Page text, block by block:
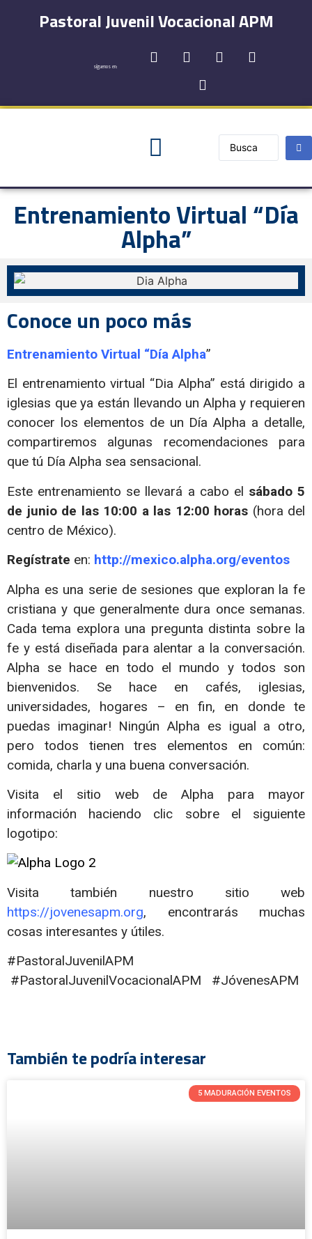
Pastoral Juvenil Vocacional APM
síguenos en:
Entrenamiento Virtual “Día
Alpha”
Conoce un poco más
Entrenamiento Virtual “Día Alpha”
El entrenamiento virtual “Dia Alpha” está dirigido a
iglesias que ya están llevando un Alpha y requieren
conocer los elementos de un Día Alpha a detalle,
compartiremos algunas recomendaciones para
que tú Día Alpha sea sensacional.
Este entrenamiento se llevará a cabo el sábado 5
de junio de las 10:00 a las 12:00 horas (hora del
centro de México).
Regístrate en: http://mexico.alpha.org/eventos
Alpha es una serie de sesiones que exploran la fe
cristiana y que generalmente dura once semanas.
Cada tema explora una pregunta distinta sobre la
fe y está diseñada para alentar a la conversación.
Alpha se hace en todo el mundo y todos son
bienvenidos. Se hace en cafés, iglesias,
universidades, hogares – en fin, en donde te
puedas imaginar! Ningún Alpha es igual a otro,
pero todos tienen tres elementos en común:
comida, charla y una buena conversación.
Visita el sitio web de Alpha para mayor
información haciendo clic sobre el siguiente
logotipo:
Visita también nuestro sitio web
https://jovenesapm.org, encontrarás muchas
cosas interesantes y útiles.
#PastoralJuvenilAPM
#PastoralJuvenilVocacionalAPM #JóvenesAPM
También te podría interesar
5 MADURACIÓN EVENTOS